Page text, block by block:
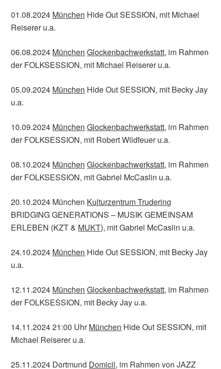
01.08.2024 München Hide Out SESSION, mit Michael
Reiserer u.a.
06.08.2024 München Glockenbachwerkstatt, im Rahmen
der FOLKSESSION, mit Michael Reiserer u.a.
05.09.2024 München Hide Out SESSION, mit Becky Jay
u.a.
10.09.2024 München Glockenbachwerkstatt, im Rahmen
der FOLKSESSION, mit Robert Wildfeuer u.a.
08.10.2024 München Glockenbachwerkstatt, im Rahmen
der FOLKSESSION, mit Gabriel McCaslin u.a.
20.10.2024 München Kulturzentrum Trudering
BRIDGING GENERATIONS – MUSIK GEMEINSAM
ERLEBEN (KZT & MUKT), mit Gabriel McCaslin u.a.
24.10.2024 München Hide Out SESSION, mit Becky Jay
u.a.
12.11.2024 München Glockenbachwerkstatt, im Rahmen
der FOLKSESSION, mit Becky Jay u.a.
14.11.2024 21:00 UhrMünchen Hide Out SESSION, mit
Michael Reiserer u.a.
25.11.2024 Dortmund Domicil, im Rahmen von JAZZ